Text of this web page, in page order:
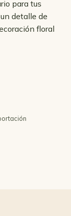
para tus
detalle de
floral